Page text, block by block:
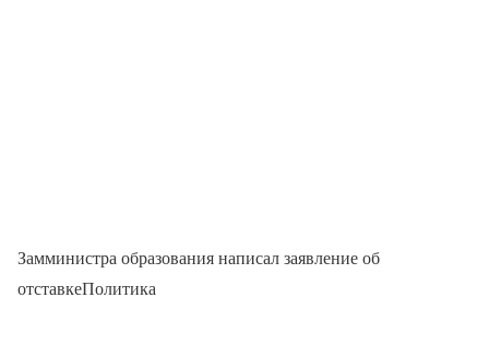
Замминистра образования написал заявление об
отставкеПолитика